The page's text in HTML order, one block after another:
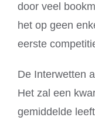
door veel
het op geen
eerste
De Interwetten
Het zal een
gemiddelde